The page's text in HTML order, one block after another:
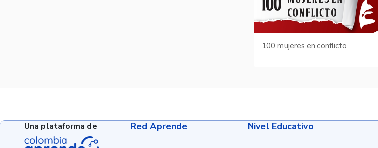
100 mujeres en conflicto
Red Aprende Nivel Educativo
Una plataforma de